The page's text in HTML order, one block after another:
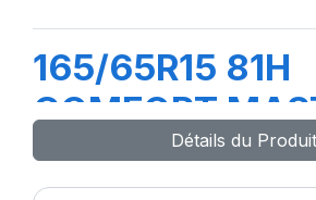
165/65R15 81H
COMFORT
Détails du Produit